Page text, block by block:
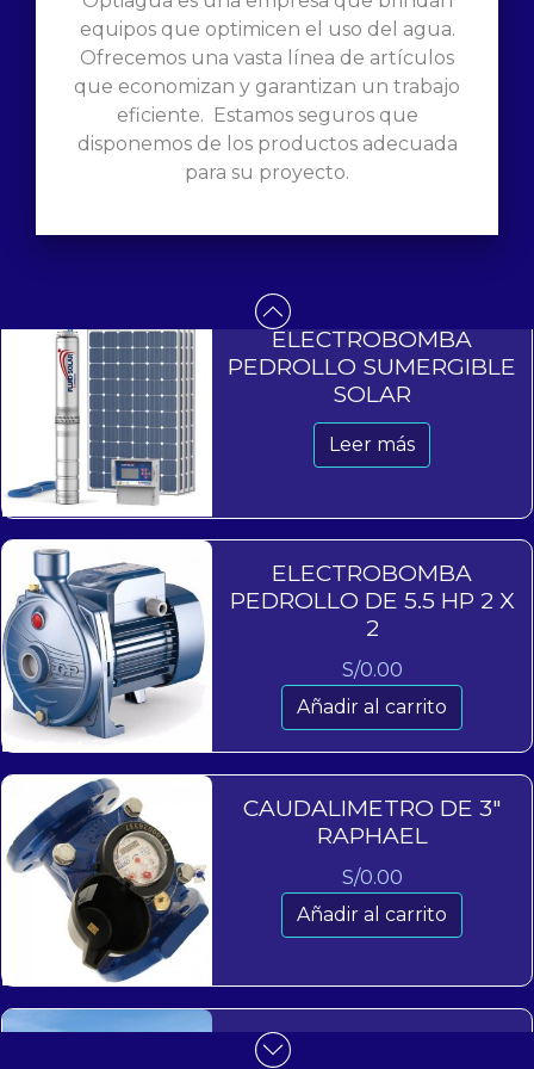
equipos que optimicen el uso del agua.
Ofrecemos una vasta línea de artículos
que economizan y garantizan un trabajo
eficiente. Estamos seguros que
disponemos de los productos adecuada
para su proyecto.
PROGRAMADOR DE
GRIFO RAIN BIRD
S/
ELECTROBOMBA
PEDROLLO SUMERGIBLE
SOLAR
Leer más
ELECTROBOMBA
PEDROLLO DE 5.5 HP 2 X
2
S/0.00
Añadir al carrito
CAUDALIMETRO DE 3″
RAPHAEL
S/0.00
Añadir al carrito
MALLA ANTIPAJARO 6 X